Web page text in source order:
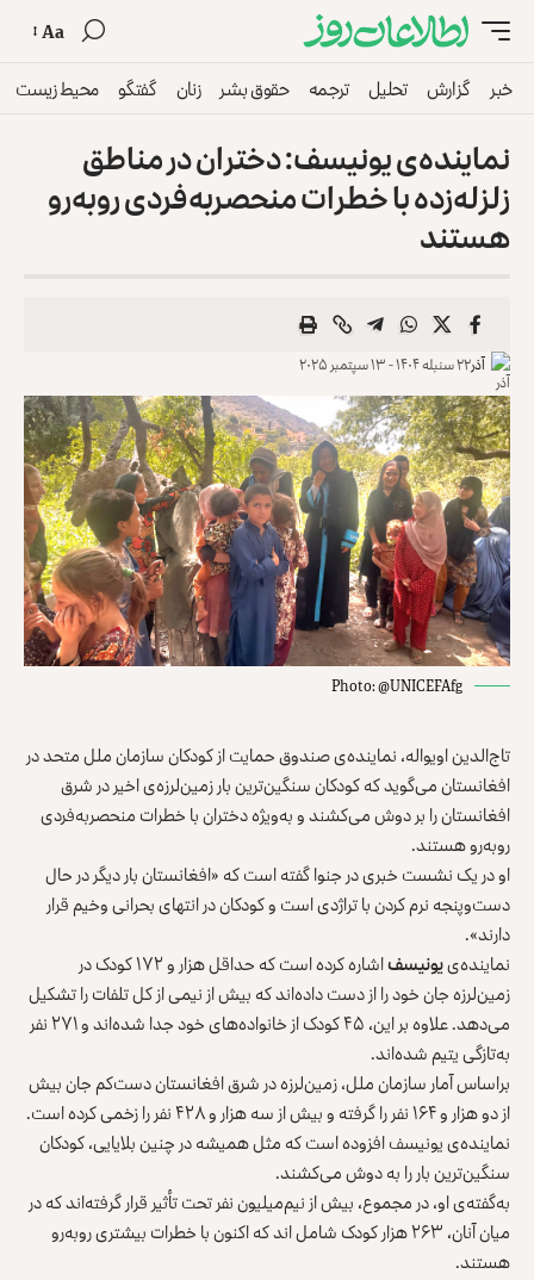
Aa
خبر گزارش تحلیل ترجمه حقوق بشر زنان گفتگو محیط زیست
نماینده‌ی یونیسف: دختران در مناطق‌
زلزله‌زده با خطرات منحصربه‌فردی ‏روبه‌رو
هستند
آذر۲۲ سنبله ۱۴۰۴ - ۱۳ سپتمبر ۲۰۲۵
Photo: @UNICEFAfg
تاج‌الدین اویواله، نماینده‌ی صندوق حمایت از کودکان سازمان ملل متحد در
‏افغانستان می‌گوید که کودکان سنگین‌ترین بار زمین‌لرزه‌ی اخیر در شرق
افغانستان ‏را بر دوش می‌کشند و به‌ویژه دختران با خطرات منحصربه‌فردی
روبه‌رو ‏هستند.‏
او در یک نشست خبری در جنوا گفته است که «افغانستان بار دیگر در حال
‏دست‌وپنجه نرم کردن با تراژدی است و کودکان در انتهای بحرانی وخیم قرار
‏دارند». ‏
نماینده‌ییونیسف
اشاره کرده است که حداقل هزار و ۱۷۲ کودک در
‏زمین‌لرزه جان خود را از دست داده‌اند که بیش از نیمی از کل تلفات را تشکیل
‏می‌دهد. علاوه بر این، ۴۵ کودک از خانواده‌های خود جدا شده‌اند و ۲۷۱ نفر
به‌تازگی یتیم شده‌اند.
براساس آمار سازمان ملل، زمین‌لرزه در شرق افغانستان دست‌کم جان بیش
از ‏دو هزار و ۱۶۴ نفر را گرفته و بیش از سه هزار و ۴۲۸ نفر را زخمی کرده است.‏
نماینده‌ی یونیسف افزوده است که مثل همیشه در چنین بلایایی، کودکان
سنگین‌ترین ‏بار را به دوش می‌کشند. ‏
به‌گفته‌ی او، در مجموع، بیش از نیم‌میلیون نفر تحت تأثیر قرار گرفته‌اند که در
‏میان آنان، ۲۶۳ هزار کودک شامل اند که اکنون با خطرات بیشتری روبه‌رو
هستند.‏